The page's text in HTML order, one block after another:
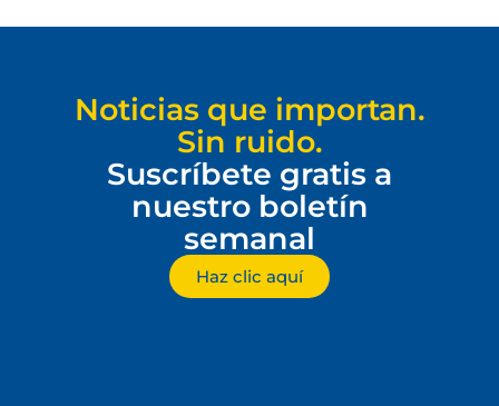
Noticias que importan.
Sin ruido.
Suscríbete gratis a
nuestro boletín
semanal
Haz clic aquí